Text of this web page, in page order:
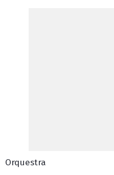
Orquestra